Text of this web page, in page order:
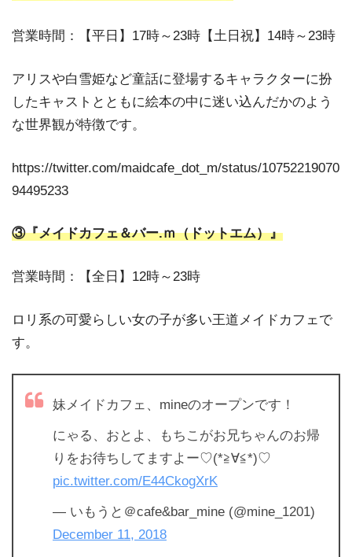
営業時間：【平日】17時～23時【土日祝】14時～23時
アリスや白雪姫など童話に登場するキャラクターに扮
したキャストとともに絵本の中に迷い込んだかのよう
な世界観が特徴です。
https://twitter.com/maidcafe_dot_m/status/10752219070
94495233
③『メイドカフェ＆バー.ｍ（ドットエム）』
営業時間：【全日】12時～23時
ロリ系の可愛らしい女の子が多い王道メイドカフェで
す。
妹メイドカフェ、mineのオープンです！
にゃる、おとよ、もちこがお兄ちゃんのお帰
りをお待ちしてますよー♡(*≧∀≦*)♡
pic.twitter.com/E44CkogXrK
— いもうと＠cafe&bar_mine (@mine_1201)
December 11, 2018